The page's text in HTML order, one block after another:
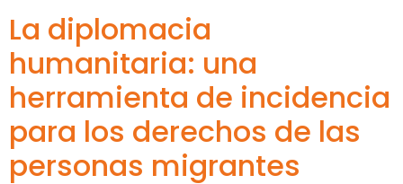
La diplomacia
humanitaria: una
herramienta de incidencia
para los derechos de las
personas migrantes